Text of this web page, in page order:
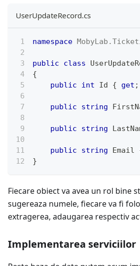
UserUpdateRecord.cs
namespace MobyLab .
public class
{
public
int Id { get ;
public string
public string
public string Email
}
Fiecare obiect va avea un rol bine
sugereaza numele, fiecare va fi
extragerea, adaugarea respectiv
Implementarea serviciilor